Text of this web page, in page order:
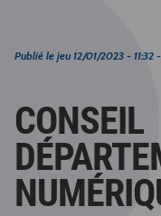
Publié le jeu 12/01/2023 - 11:32
CONSEIL